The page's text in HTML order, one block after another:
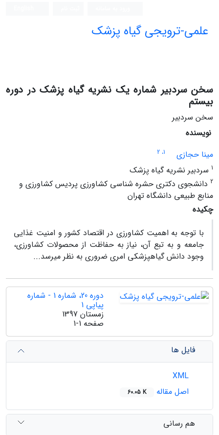
علمی-ترویجی گیاه پزشک
سخن سردبیر شماره یک نشریه گیاه پزشک در دوره
بیستم
سخن سردبیر
نویسنده
مینا حجازی
1، 2
1 سردبیر نشریه گیاه پزشک
2 دانشجوی دکتری حشره شناسی کشاورزی پردیس کشاورزی و
منابع طبیعی دانشگاه تهران
چکیده
با توجه به اهمیت کشاورزی در اقتصاد کشور و امنیت غذایی
جامعه و به تبع آن، نیاز به حفاظت از محصولات کشاورزی،
وجود دانش گیاهپزشکی امری ضروری به نظر می­رسد...
دوره 20، شماره 1 - شماره
پیاپی 1
زمستان 1397
صفحه 1-1
فایل ها
اصل مقاله
60.05 K
هم رسانی